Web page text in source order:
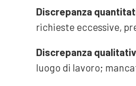
Discrepanza
richieste eccessive,
Discrepanza
luogo di lavoro;